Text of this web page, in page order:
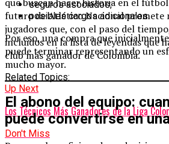
futuro de Atlético Nacional promete
jugadores que, con el paso del
incluidos en la lista de leyendas que
club más ganador de Colombia.
Related Topics:
Up Next
Los Técnicos Más Ganadores de la Liga
Don't Miss
seguros asociados;
posibles cargos adicionales.
Por eso, una compra que
puede terminar representando un
mucho mayor.
El abono del equipo:
puede convertirse en